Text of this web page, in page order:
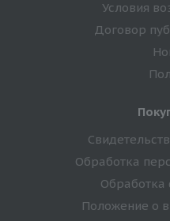
Условия
Договор
Обработка
Обработка
Положение о